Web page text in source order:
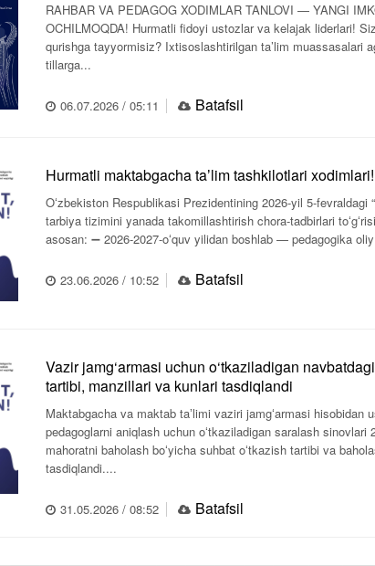
RAHBAR VA PEDAGOG XODIMLAR TANLOVI — YANGI
OCHILMOQDA! Hurmatli fidoyi ustozlar va kelajak liderlari!
qurishga tayyormisiz? Ixtisoslashtirilgan ta’lim muassasalari
tillarga...
06.07.2026 / 05:11 Batafsil
Hurmatli maktabgacha taʼlim tashkilotlari xodimlari!
Oʻzbekiston Respublikasi Prezidentining 2026-yil 5-fevraldagi
tarbiya tizimini yanada takomillashtirish chora-tadbirlari
asosan: ➖ 2026-2027-oʻquv yilidan boshlab — pedagogika
23.06.2026 / 10:52 Batafsil
Vazir jamg‘armasi uchun o‘tkaziladigan
tartibi, manzillari va kunlari tasdiqlandi
Maktabgacha va maktab taʼlimi vaziri jamgʻarmasi hisobidan
pedagoglarni aniqlash uchun oʻtkaziladigan saralash sinovlari
mahoratni baholash boʻyicha suhbat oʻtkazish tartibi va
tasdiqlandi....
31.05.2026 / 08:52 Batafsil